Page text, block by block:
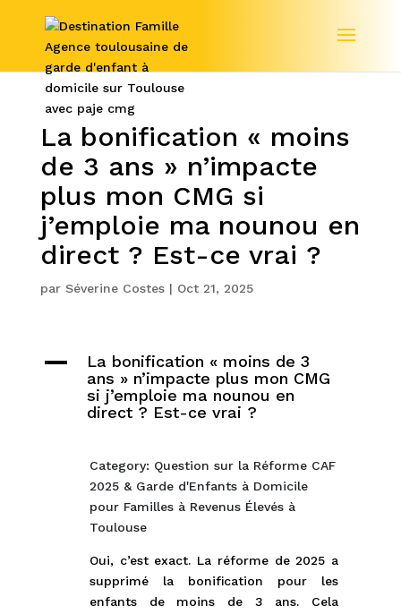
La bonification « moins
de 3 ans » n’impacte
plus mon CMG si
j’emploie ma nounou en
direct ? Est-ce vrai ?
par Séverine Costes| Oct 21, 2025
A
La bonification « moins de 3
ans » n’impacte plus mon CMG
si j’emploie ma nounou en
direct ? Est-ce vrai ?
Category: Question sur la Réforme CAF
2025 & Garde d'Enfants à Domicile
pour Familles à Revenus Élevés à
Toulouse
Oui, c’est exact. La réforme de 2025 a
supprimé la bonification pour les
enfants de moins de 3 ans. Cela